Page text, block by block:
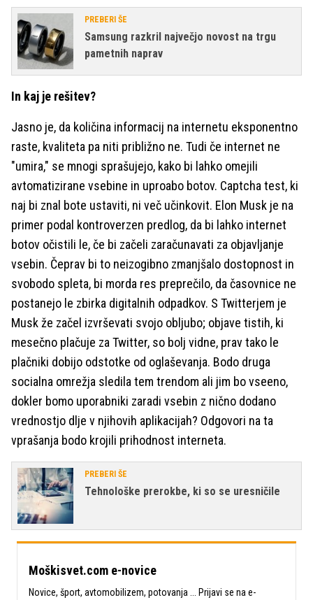
PREBERI ŠE
Samsung razkril največjo novost na trgu
pametnih naprav
In kaj je rešitev?
Jasno je, da količina informacij na internetu eksponentno
raste, kvaliteta pa niti približno ne. Tudi če internet ne
"umira," se mnogi sprašujejo, kako bi lahko omejili
avtomatizirane vsebine in uproabo botov. Captcha test, ki
naj bi znal bote ustaviti, ni več učinkovit. Elon Musk je na
primer podal kontroverzen predlog, da bi lahko internet
botov očistili le, če bi začeli zaračunavati za objavljanje
vsebin. Čeprav bi to neizogibno zmanjšalo dostopnost in
svobodo spleta, bi morda res preprečilo, da časovnice ne
postanejo le zbirka digitalnih odpadkov. S Twitterjem je
Musk že začel izvrševati svojo obljubo; objave tistih, ki
mesečno plačuje za Twitter, so bolj vidne, prav tako le
plačniki dobijo odstotke od oglaševanja. Bodo druga
socialna omrežja sledila tem trendom ali jim bo vseeno,
dokler bomo uporabniki zaradi vsebin z nično dodano
vrednostjo dlje v njihovih aplikacijah? Odgovori na ta
vprašanja bodo krojili prihodnost interneta.
PREBERI ŠE
Tehnološke prerokbe, ki so se uresničile
Moškisvet.com e-novice
Novice, šport, avtomobilizem, potovanja ... Prijavi se na e-